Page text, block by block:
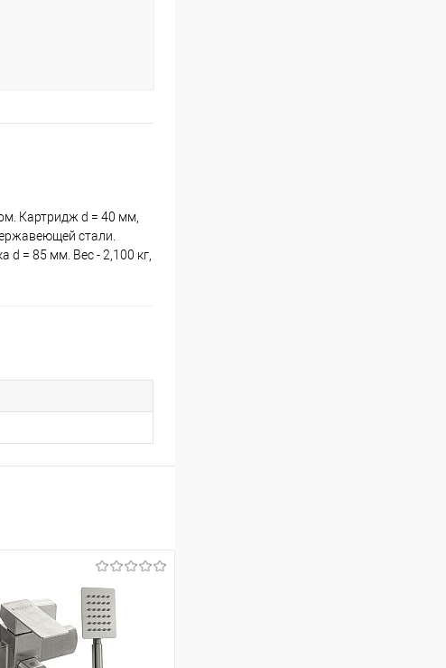
Картридж d = 40 мм,
стали.
= 85 мм. Вес - 2,100 кг,